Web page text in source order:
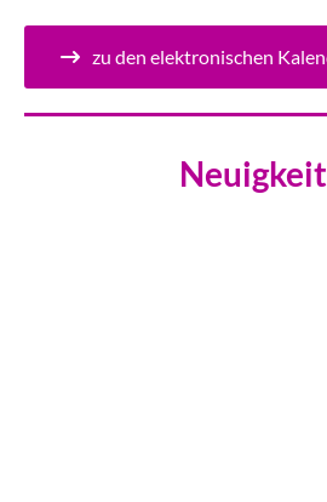
zu den elektronischen